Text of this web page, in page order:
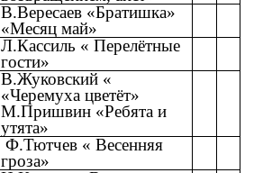
В.Вересаев «Братишка»
«Месяц май»
Л.Кассиль « Перелётные
гости»
В.Жуковский «
«Черемуха цветёт»
М.Пришвин «Ребята и
утята»
Ф.Тютчев « Весенняя
гроза»